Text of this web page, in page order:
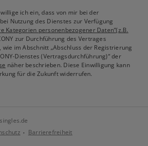
ich ein, dass von mir bei der
Nutzung des Dienstes zur Verfügung
Kategorien personenbezogener Daten“(z.B.
zur Durchführung des Vertrages
im Abschnitt „Abschluss der Registrierung
Dienstes (Vertragsdurchführung)“ der
näher beschrieben. Diese Einwilligung kann
für die Zukunft widerrufen.
Barrierefreiheit